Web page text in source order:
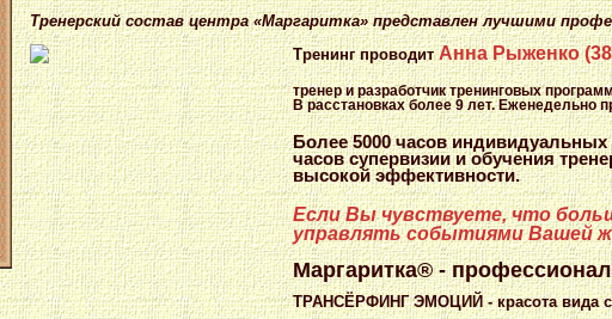
Тренерский состав центра «Маргаритка» представлен лучшими
Тренинг проводит Анна Рыженко (38
тренер и разработчик тренинговых
В расстановках более 9 лет. Еженедельно
Более 5000 часов индивидуальных
часов супервизии и обучения
высокой эффективности.
Если Вы чувствуете, что
управлять событиями Вашей
Маргаритка® -
ТРАНСЁРФИНГ ЭМОЦИЙ - красота вида